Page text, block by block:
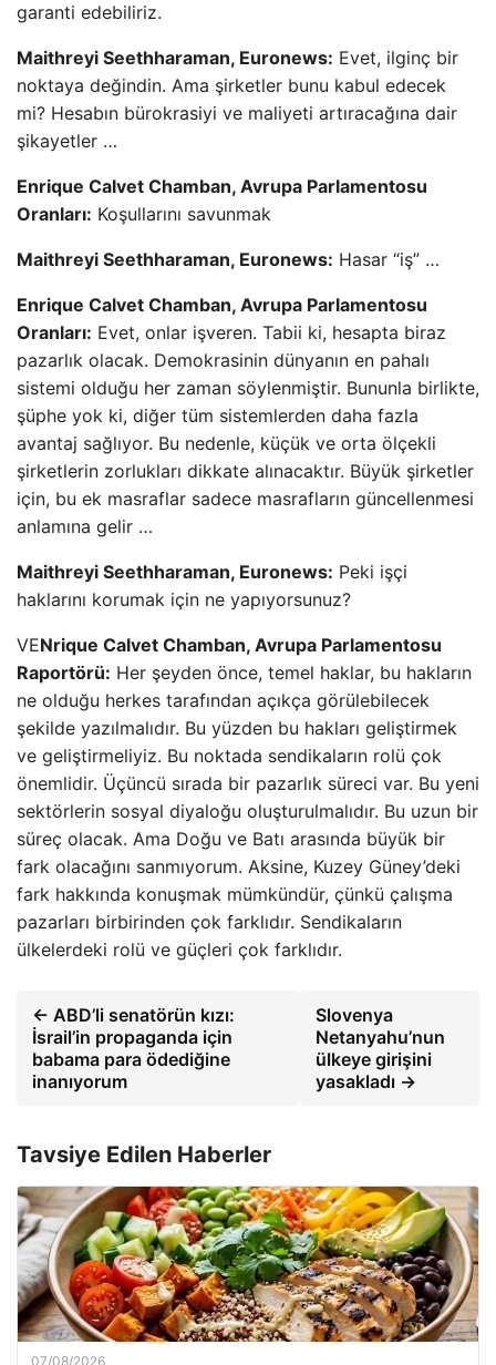
garanti edebiliriz.
Maithreyi Seethharaman, Euronews: Evet, ilginç bir
noktaya değindin. Ama şirketler bunu kabul edecek
mi? Hesabın bürokrasiyi ve maliyeti artıracağına dair
şikayetler …
Enrique Calvet Chamban, Avrupa Parlamentosu
Oranları: Koşullarını savunmak
Maithreyi Seethharaman, Euronews: Hasar “iş” …
Enrique Calvet Chamban, Avrupa Parlamentosu
Oranları: Evet, onlar işveren. Tabii ki, hesapta biraz
pazarlık olacak. Demokrasinin dünyanın en pahalı
sistemi olduğu her zaman söylenmiştir. Bununla birlikte,
şüphe yok ki, diğer tüm sistemlerden daha fazla
avantaj sağlıyor. Bu nedenle, küçük ve orta ölçekli
şirketlerin zorlukları dikkate alınacaktır. Büyük şirketler
için, bu ek masraflar sadece masrafların güncellenmesi
anlamına gelir …
Maithreyi Seethharaman, Euronews: Peki işçi
haklarını korumak için ne yapıyorsunuz?
VENrique Calvet Chamban, Avrupa Parlamentosu
Raportörü: Her şeyden önce, temel haklar, bu hakların
ne olduğu herkes tarafından açıkça görülebilecek
şekilde yazılmalıdır. Bu yüzden bu hakları geliştirmek
ve geliştirmeliyiz. Bu noktada sendikaların rolü çok
önemlidir. Üçüncü sırada bir pazarlık süreci var. Bu yeni
sektörlerin sosyal diyaloğu oluşturulmalıdır. Bu uzun bir
süreç olacak. Ama Doğu ve Batı arasında büyük bir
fark olacağını sanmıyorum. Aksine, Kuzey Güney’deki
fark hakkında konuşmak mümkündür, çünkü çalışma
pazarları birbirinden çok farklıdır. Sendikaların
ülkelerdeki rolü ve güçleri çok farklıdır.
← ABD’li senatörün kızı:
İsrail’in propaganda için
babama para ödediğine
inanıyorum
Slovenya
Netanyahu’nun
ülkeye girişini
yasakladı →
Tavsiye Edilen Haberler
07/08/2026